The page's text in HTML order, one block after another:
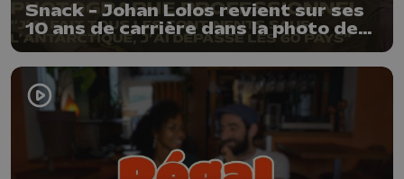
Snack - Johan Lolos revient sur ses
10 ans de carrière dans la photo de
voyage et de documentaire